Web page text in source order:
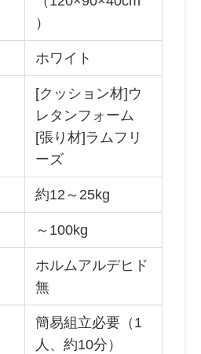
）
ホワイト
[クッション材]ウ
レタンフォーム
[張り材]ラムフリ
ーズ
約12～25kg
～100kg
ホルムアルデヒド
無
簡易組立必要（1
人、約10分）